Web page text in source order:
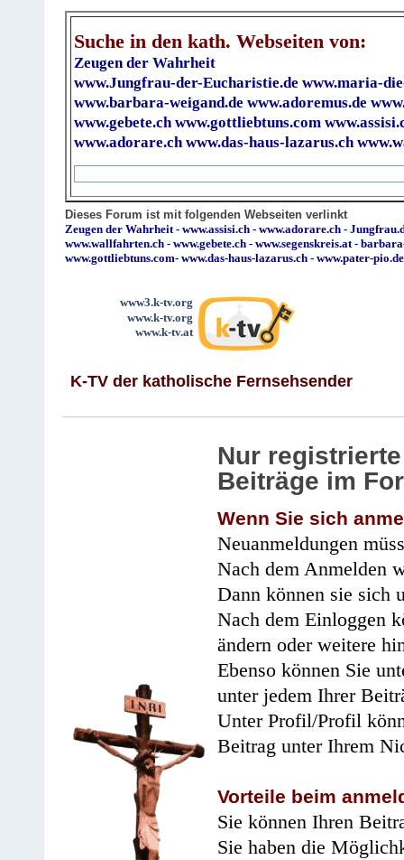
Suche in den kath. Webseiten von:
Zeugen der Wahrheit
www.Jungfrau-der-Eucharistie.de www.maria-
www.barbara-weigand.de www.adoremus.de
www.gebete.ch www.gottliebtuns.com
www.adorare.ch www.das-haus-lazarus.ch
Dieses Forum ist mit folgenden Webseiten verlinkt
Zeugen der Wahrheit- www.assisi.ch - www.adorare.ch -
www.wallfahrten.ch - www.gebete.ch - www.segenskreis.at-
www.gottliebtuns.com- www.das-haus-lazarus.ch - www.pater-pio.de
www3.k-tv.org
www.k-tv.org
www.k-tv.at
K-TV der katholische Fernsehsender
Nur
Beiträge im
Wenn Sie sich
Neuanmeldungen
Nach dem Anmelden
Dann können sie sich
Nach dem Einloggen
ändern oder weitere
Ebenso können Sie
unter jedem Ihrer
Unter Profil/Profil
Beitrag unter Ihrem
Vorteile beim
Sie können Ihren
Sie haben die